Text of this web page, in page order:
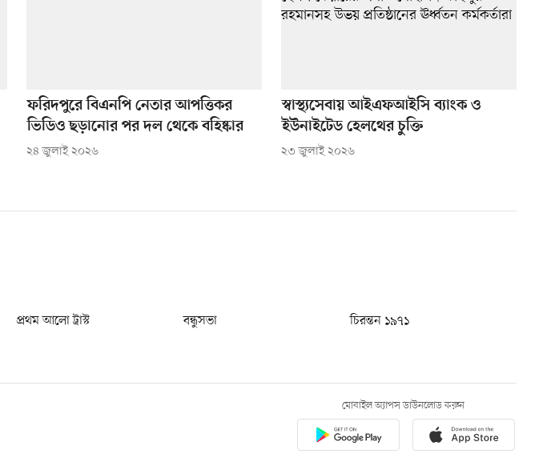
ফরিদপুরে বিএনপি নেতার আপত্তিকর
ভিডিও ছড়ানোর পর দল থেকে বহিষ্কার
২৪ জুলাই ২০২৬
স্বাস্থ্যসেবায় আইএফআইসি ব্যাংক ও
ইউনাইটেড হেলথের চুক্তি
২৩ জুলাই ২০২৬
প্রথম আলো ট্রাস্ট বন্ধুসভা
চিরন্তন ১৯৭১
মোবাইল অ্যাপস ডাউনলোড করুন